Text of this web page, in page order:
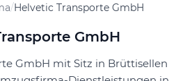
/Helvetic Transporte GmbH
GmbH
GmbH mit Sitz in Brüttisellen